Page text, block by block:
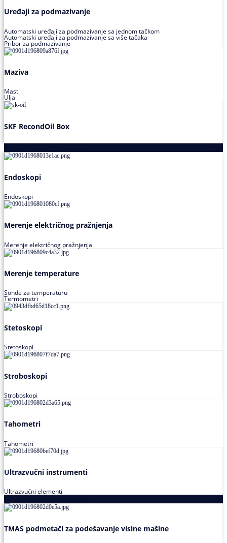
Uređaji za podmazivanje
Automatski uređaji za podmazivanje sa jednom tačkom
Automatski uređaji za podmazivanje sa više tačaka
Pribor za podmazivanje
Maziva
Masti
Ulja
SKF RecondOil Box
Endoskopi
Endoskopi
Merenje električnog pražnjenja
Merenje električnog pražnjenja
Merenje temperature
Sonde za temperaturu
Termometri
Stetoskopi
Stetoskopi
Stroboskopi
Stroboskopi
Tahometri
Tahometri
Ultrazvučni instrumenti
Ultrazvučni elementi
TMAS podmetači za podešavanje visine mašine